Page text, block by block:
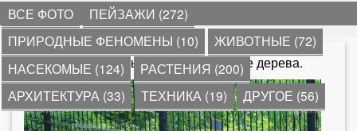
И
Я
ВСЕ ФОТО
ПЕЙЗАЖИ (272)
ПРИРОДНЫЕ ФЕНОМЕНЫ (10)
ЖИВОТНЫЕ (72)
НАСЕКОМЫЕ (124)
РАСТЕНИЯ (200)
АРХИТЕКТУРА (33)
ТЕХНИКА (19) ДРУГОЕ (56)
В
ы
->*»хищник» Львица стоит на ветке дерева.